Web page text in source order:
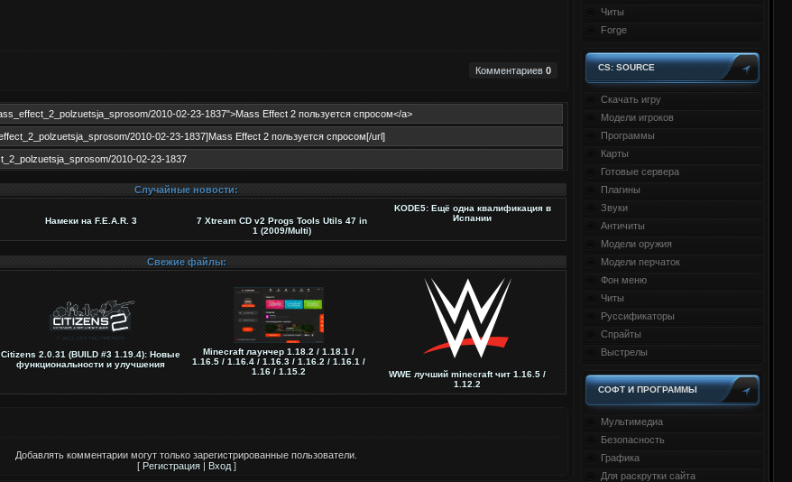
Читы
Forge
CS: SOURCE
Скачать игру
Модели игроков
Программы
Карты
Готовые сервера
Плагины
Звуки
Античиты
Модели оружия
Модели перчаток
Фон меню
Читы
Руссификаторы
Спрайты
Выстрелы
СОФТ И ПРОГРАММЫ
Мультимедиа
Безопасность
Графика
Для раскрутки сайта
Комментариев 0
Случайные новости:
Намеки на F.E.A.R. 3
7 Xtream CD v2 Progs Tools Utils 47 in
1 (2009/Multi)
KODE5: Ещё одна квалификация в
Испании
Свежие файлы:
Citizens 2.0.31 (BUILD #3 1.19.4): Новые
функциональности и улучшения
Minecraft лаунчер 1.18.2 / 1.18.1 /
1.16.5 / 1.16.4 / 1.16.3 / 1.16.2 / 1.16.1 /
1.16 / 1.15.2
WWE лучший minecraft чит 1.16.5 /
1.12.2
Добавлять комментарии могут только зарегистрированные пользователи.
[ Регистрация| Вход]